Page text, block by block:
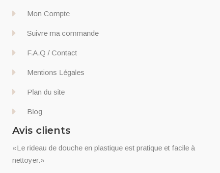
Mon Compte
Suivre ma commande
F.A.Q / Contact
Mentions Légales
Plan du site
Blog
Avis clients
«Le rideau de douche en plastique est pratique et facile à
nettoyer.»